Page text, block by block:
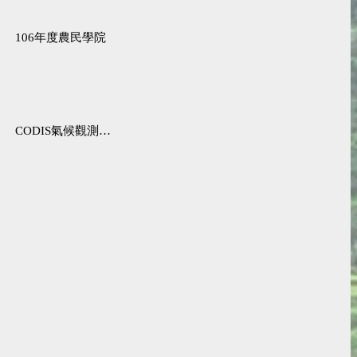
106年度農民學院
CODIS氣候觀測資料查詢服務